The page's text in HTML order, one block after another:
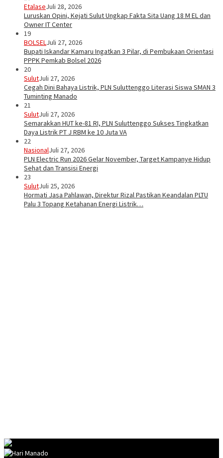
EtalaseJuli 28, 2026
Luruskan Opini, Kejati Sulut Ungkap Fakta Sita Uang 18 M EL dan
Owner IT Center
19
BOLSELJuli 27, 2026
Bupati Iskandar Kamaru Ingatkan 3 Pilar, di Pembukaan Orientasi
PPPK Pemkab Bolsel 2026
20
SulutJuli 27, 2026
Cegah Dini Bahaya Listrik, PLN Suluttenggo Literasi Siswa SMAN 3
Tuminting Manado
21
SulutJuli 27, 2026
Semarakkan HUT ke-81 RI, PLN Suluttenggo Sukses Tingkatkan
Daya Listrik PT J RBM ke 10 Juta VA
22
NasionalJuli 27, 2026
PLN Electric Run 2026 Gelar November, Target Kampanye Hidup
Sehat dan Transisi Energi
23
SulutJuli 25, 2026
Hormati Jasa Pahlawan, Direktur Rizal Pastikan Keandalan PLTU
Palu 3 Topang Ketahanan Energi Listrik…